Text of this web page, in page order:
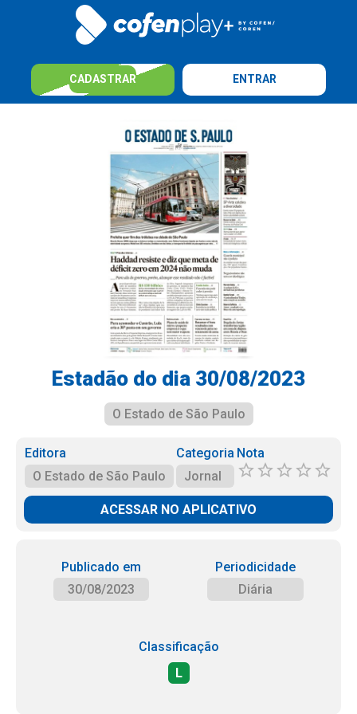
CADASTRAR ENTRAR
Estadão do dia 30/08/2023
O Estado de São Paulo
Editora
O Estado de São Paulo
Categoria
Jornal
Nota
ACESSAR NO APLICATIVO
Publicado em
30/08/2023
Periodicidade
Diária
Classificação
L